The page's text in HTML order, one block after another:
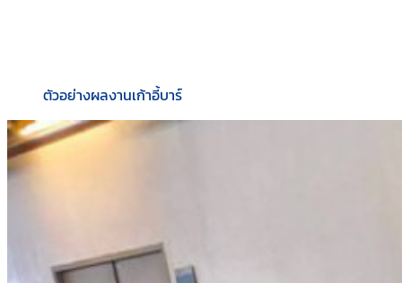
ตัวอย่างผลงานเก้าอี้บาร์